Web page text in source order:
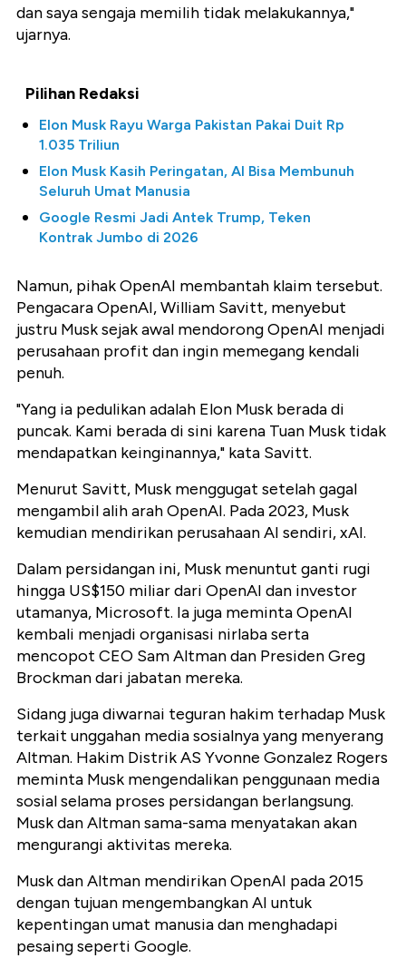
dan saya sengaja memilih tidak melakukannya,"
ujarnya.
Pilihan Redaksi
Elon Musk Rayu Warga Pakistan Pakai Duit Rp
1.035 Triliun
Elon Musk Kasih Peringatan, AI Bisa Membunuh
Seluruh Umat Manusia
Google Resmi Jadi Antek Trump, Teken
Kontrak Jumbo di 2026
Namun, pihak OpenAI membantah klaim tersebut.
Pengacara OpenAI, William Savitt, menyebut
justru Musk sejak awal mendorong OpenAI menjadi
perusahaan profit dan ingin memegang kendali
penuh.
"Yang ia pedulikan adalah Elon Musk berada di
puncak. Kami berada di sini karena Tuan Musk tidak
mendapatkan keinginannya," kata Savitt.
Menurut Savitt, Musk menggugat setelah gagal
mengambil alih arah OpenAI. Pada 2023, Musk
kemudian mendirikan perusahaan AI sendiri, xAI.
Dalam persidangan ini, Musk menuntut ganti rugi
hingga US$150 miliar dari OpenAI dan investor
utamanya, Microsoft. Ia juga meminta OpenAI
kembali menjadi organisasi nirlaba serta
mencopot CEO Sam Altman dan Presiden Greg
Brockman dari jabatan mereka.
Sidang juga diwarnai teguran hakim terhadap Musk
terkait unggahan media sosialnya yang menyerang
Altman. Hakim Distrik AS Yvonne Gonzalez Rogers
meminta Musk mengendalikan penggunaan media
sosial selama proses persidangan berlangsung.
Musk dan Altman sama-sama menyatakan akan
mengurangi aktivitas mereka.
Musk dan Altman mendirikan OpenAI pada 2015
dengan tujuan mengembangkan AI untuk
kepentingan umat manusia dan menghadapi
pesaing seperti Google.